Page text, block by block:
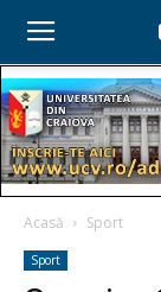
Acasă Sport
Sport